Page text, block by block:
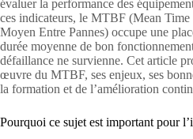
évaluer la performance des
ces indicateurs, le MTBF (Mean
Moyen Entre Pannes) occupe une
durée moyenne de bon
défaillance ne survienne. Cet article
œuvre du MTBF, ses enjeux, ses
la formation et de l’amélioration
Pourquoi ce sujet est important pour